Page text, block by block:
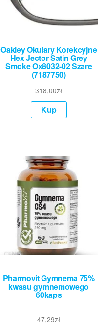
Oakley Okulary Korekcyjne
Hex Jector Satin Grey
Smoke Ox8032-02 Szare
(7187750)
318,00zł
Kup
Pharmovit Gymnema 75%
kwasu gymnemowego
60kaps
47,29zł